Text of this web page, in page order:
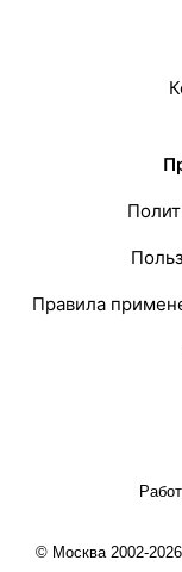
Правила
© Москва 2002-